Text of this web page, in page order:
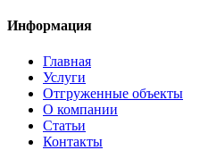
Информация
Главная
Услуги
Отгруженные объекты
О компании
Статьи
Контакты